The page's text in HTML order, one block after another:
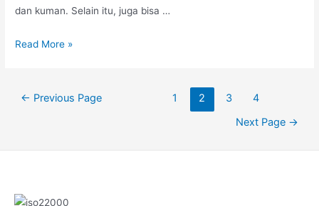
dan kuman. Selain itu, juga bisa …
Read More »
← Previous Page 1 2 3
4
Next Page →